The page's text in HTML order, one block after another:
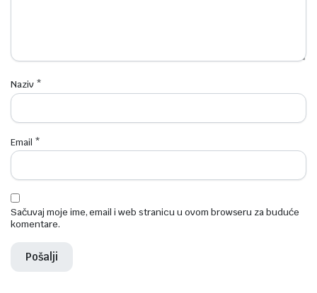
Naziv *
Email *
Sačuvaj moje ime, email i web stranicu u ovom browseru za buduće
komentare.